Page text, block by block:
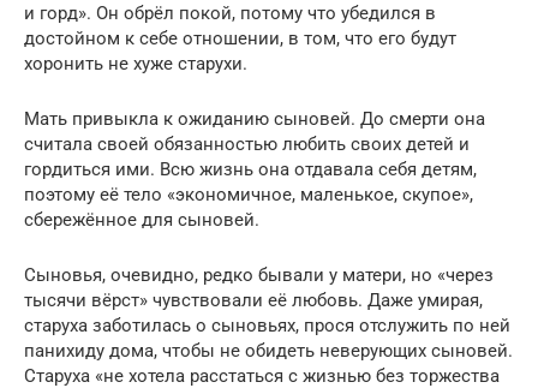
и горд». Он обрёл покой, потому что убедился в
достойном к себе отношении, в том, что его будут
хоронить не хуже старухи.
Мать привыкла к ожиданию сыновей. До смерти она
считала своей обязанностью любить своих детей и
гордиться ими. Всю жизнь она отдавала себя детям,
поэтому её тело «экономичное, маленькое, скупое»,
сбережённое для сыновей.
Сыновья, очевидно, редко бывали у матери, но «через
тысячи вёрст» чувствовали её любовь. Даже умирая,
старуха заботилась о сыновьях, прося отслужить по ней
панихиду дома, чтобы не обидеть неверующих сыновей.
Старуха «не хотела расстаться с жизнью без торжества